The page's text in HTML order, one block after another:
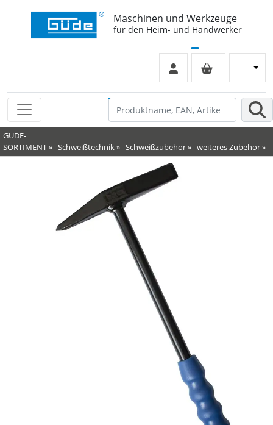
Maschinen und Werkzeuge
für den Heim- und Handwerker
GÜDE-
SORTIMENT» Schweißtechnik» Schweißzubehör» weiteres Zubehör»